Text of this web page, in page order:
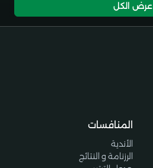
عرض الكل
المنافسات
الأندية
الرزنامة و النتائج